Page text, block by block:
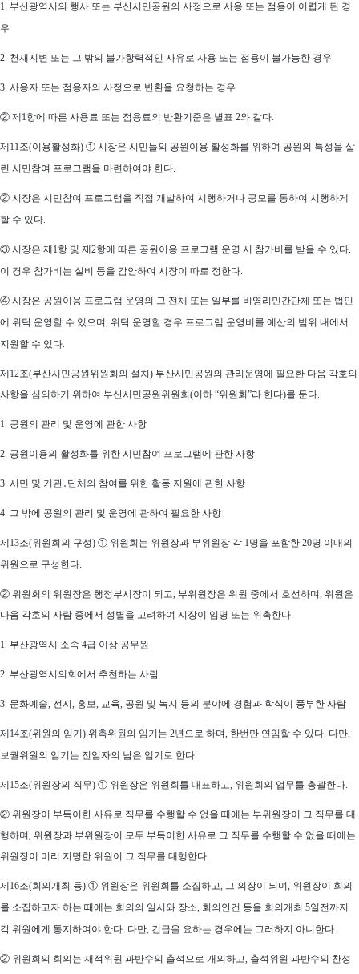
1. 부산광역시의 행사 또는 부산시민공원의 사정으로 사용 또는 점용이 어렵게 된 경
우
2. 천재지변 또는 그 밖의 불가항력적인 사유로 사용 또는 점용이 불가능한 경우
3. 사용자 또는 점용자의 사정으로 반환을 요청하는 경우
② 제1항에 따른 사용료 또는 점용료의 반환기준은 별표 2와 같다.
제11조(이용활성화) ① 시장은 시민들의 공원이용 활성화를 위하여 공원의 특성을 살
린 시민참여 프로그램을 마련하여야 한다.
② 시장은 시민참여 프로그램을 직접 개발하여 시행하거나 공모를 통하여 시행하게
할 수 있다.
③ 시장은 제1항 및 제2항에 따른 공원이용 프로그램 운영 시 참가비를 받을 수 있다.
이 경우 참가비는 실비 등을 감안하여 시장이 따로 정한다.
④ 시장은 공원이용 프로그램 운영의 그 전체 또는 일부를 비영리민간단체 또는 법인
에 위탁 운영할 수 있으며, 위탁 운영할 경우 프로그램 운영비를 예산의 범위 내에서
지원할 수 있다.
제12조(부산시민공원위원회의 설치) 부산시민공원의 관리운영에 필요한 다음 각호의
사항을 심의하기 위하여 부산시민공원위원회(이하 “위원회”라 한다)를 둔다.
1. 공원의 관리 및 운영에 관한 사항
2. 공원이용의 활성화를 위한 시민참여 프로그램에 관한 사항
3. 시민 및 기관․단체의 참여를 위한 활동 지원에 관한 사항
4. 그 밖에 공원의 관리 및 운영에 관하여 필요한 사항
제13조(위원회의 구성) ① 위원회는 위원장과 부위원장 각 1명을 포함한 20명 이내의
위원으로 구성한다.
② 위원회의 위원장은 행정부시장이 되고, 부위원장은 위원 중에서 호선하며, 위원은
다음 각호의 사람 중에서 성별을 고려하여 시장이 임명 또는 위촉한다.
1. 부산광역시 소속 4급 이상 공무원
2. 부산광역시의회에서 추천하는 사람
3. 문화예술, 전시, 홍보, 교육, 공원 및 녹지 등의 분야에 경험과 학식이 풍부한 사람
제14조(위원의 임기) 위촉위원의 임기는 2년으로 하며, 한번만 연임할 수 있다. 다만,
보궐위원의 임기는 전임자의 남은 임기로 한다.
제15조(위원장의 직무) ① 위 원장은 위원회를 대표하고, 위원회의 업무를 총괄한다.
② 위원장이 부득이한 사유로 직무를 수행할 수 없을 때에는 부위원장이 그 직무를 대
행하며, 위원장과 부위원장이 모두 부득이한 사유로 그 직무를 수행할 수 없을 때에는
위원장이 미리 지명한 위원이 그 직무를 대행한다.
제16조(회의개최 등) ① 위원장은 위원회를 소집하고, 그 의장이 되며, 위원장이 회의
를 소집하고자 하는 때에는 회의의 일시와 장소, 회의안건 등을 회의개최 5일전까지
각 위원에게 통지하여야 한다. 다만, 긴급을 요하는 경우에는 그러하지 아니한다.
② 위원회의 회의는 재적위원 과반수의 출석으로 개의하고, 출석위원 과반수의 찬성